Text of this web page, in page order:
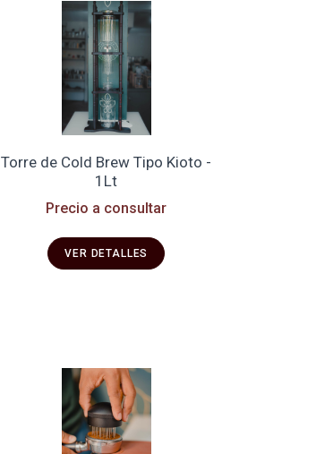
Torre de Cold Brew Tipo Kioto -
1Lt
Precio a consultar
VER DETALLES